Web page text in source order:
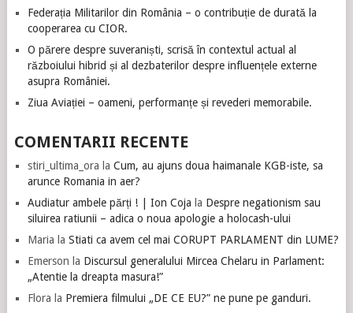
Federația Militarilor din România – o contribuție de durată la
cooperarea cu CIOR.
O părere despre suveraniști, scrisă în contextul actual al
războiului hibrid și al dezbaterilor despre influențele externe
asupra României.
Ziua Aviației – oameni, performanțe și revederi memorabile.
COMENTARII RECENTE
stiri_ultima_ora la Cum, au ajuns doua haimanale KGB-iste, sa
arunce Romania in aer?
Audiatur ambele părți ! | Ion Coja la Despre negationism sau
siluirea ratiunii – adica o noua apologie a holocash-ului
Maria la Stiati ca avem cel mai CORUPT PARLAMENT din LUME?
Emerson la Discursul generalului Mircea Chelaru in Parlament:
„Atentie la dreapta masura!”
Flora la Premiera filmului „DE CE EU?” ne pune pe ganduri.